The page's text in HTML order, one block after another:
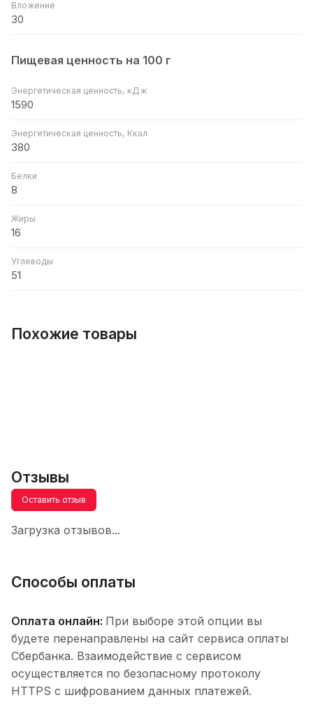
Вложение
30
Пищевая ценность на 100 г
Энергетическая ценность, кДж
1590
Энергетическая ценность, Ккал
380
Белки
8
Жиры
16
Углеводы
51
Похожие товары
Отзывы
Оставить отзыв
Загрузка отзывов...
Способы оплаты
Оплата онлайн: При выборе этой опции вы
будете перенаправлены на сайт сервиса оплаты
Сбербанка. Взаимодействие с сервисом
осуществляется по безопасному протоколу
HTTPS с шифрованием данных платежей.